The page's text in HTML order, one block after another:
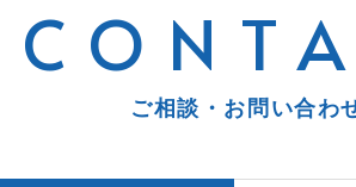
ご相談・お問い合わ